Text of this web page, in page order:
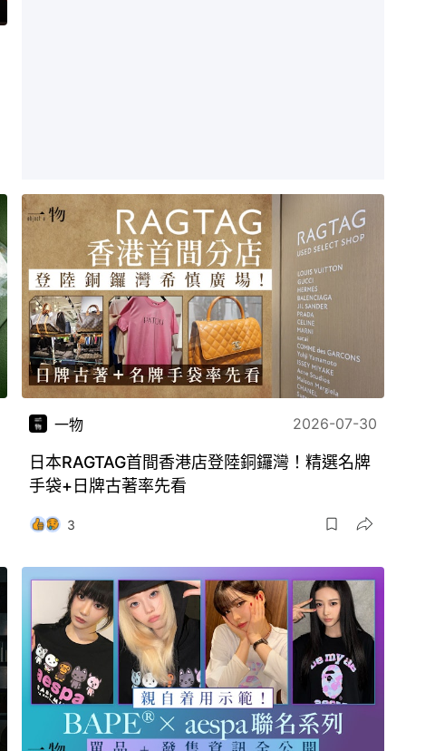
一物 2026-07-30
日本RAGTAG首間香港店登陸銅鑼灣！精選名牌
手袋+日牌古著率先看
3